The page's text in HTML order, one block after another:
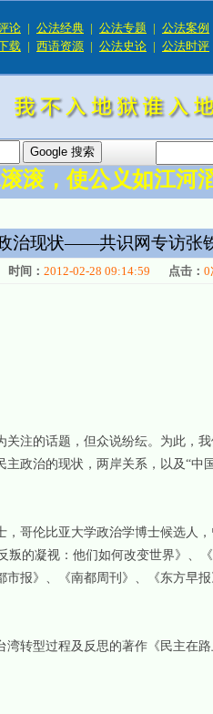
论 | 公法经典 | 公法专题 | 公法案例
载 | 西语资源 | 公法史论 | 公法时评
滚，使公义如江河
治现状——共识网专访张
时间： 2012-02-28 09:14:59 点击： 0
的话题，但众说纷纭。为此，我
政治的现状，两岸关系，以及“中
伦比亚大学政治学博士候选人，
的凝视：他们如何改变世界》、
报》、《南都周刊》、《东方早
型过程及反思的著作《民主在路